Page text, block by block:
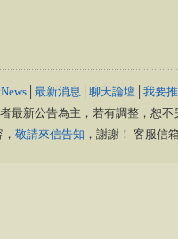
最新消息 聊天論壇 我要
最新公告為主，若有調整，恕
敬請來信告知 ，謝謝！ 客服信